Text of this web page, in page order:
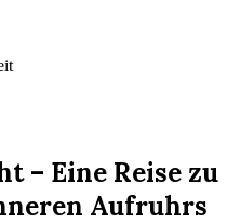
– Eine Reise zu
Aufruhrs